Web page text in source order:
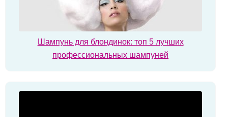
Шампунь для блондинок: топ 5 лучших
профессиональных шампуней